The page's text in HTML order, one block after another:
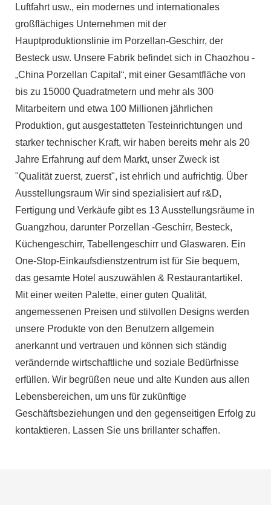
Luftfahrt usw., ein modernes und internationales
großflächiges Unternehmen mit der
Hauptproduktionslinie im Porzellan-Geschirr, der
Besteck usw. Unsere Fabrik befindet sich in Chaozhou -
„China Porzellan Capital“, mit einer Gesamtfläche von
bis zu 15000 Quadratmetern und mehr als 300
Mitarbeitern und etwa 100 Millionen jährlichen
Produktion, gut ausgestatteten Testeinrichtungen und
starker technischer Kraft, wir haben bereits mehr als 20
Jahre Erfahrung auf dem Markt, unser Zweck ist
"Qualität zuerst, zuerst", ist ehrlich und aufrichtig. Über
Ausstellungsraum Wir sind spezialisiert auf r&D,
Fertigung und Verkäufe gibt es 13 Ausstellungsräume in
Guangzhou, darunter Porzellan -Geschirr, Besteck,
Küchengeschirr, Tabellengeschirr und Glaswaren. Ein
One-Stop-Einkaufsdienstzentrum ist für Sie bequem,
das gesamte Hotel auszuwählen & Restaurantartikel.
Mit einer weiten Palette, einer guten Qualität,
angemessenen Preisen und stilvollen Designs werden
unsere Produkte von den Benutzern allgemein
anerkannt und vertrauen und können sich ständig
verändernde wirtschaftliche und soziale Bedürfnisse
erfüllen. Wir begrüßen neue und alte Kunden aus allen
Lebensbereichen, um uns für zukünftige
Geschäftsbeziehungen und den gegenseitigen Erfolg zu
kontaktieren. Lassen Sie uns brillanter schaffen.